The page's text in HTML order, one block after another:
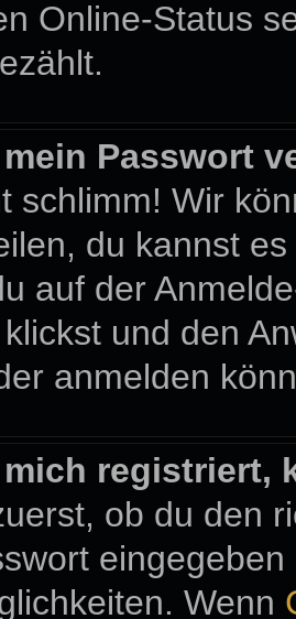
Online-Status
Passwort
schlimm! Wir
du kannst
auf der
und den
anmelden
registriert,
ob du den
Wenn